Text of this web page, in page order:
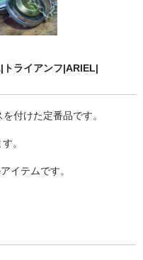
ライアンフ|ARIEL|
付けた定番品です。
。
イテムです。